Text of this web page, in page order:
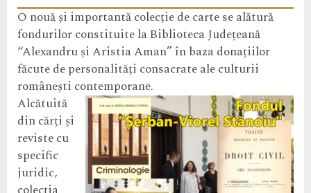
O nouă și importantă colecție de carte se alătură
fondurilor constituite la Biblioteca Județeană
“Alexandru și Aristia Aman” în baza donațiilor
făcute de personalități consacrate ale culturii
românești contemporane.
Alcătuită
din cărți și
reviste cu
specific
juridic,